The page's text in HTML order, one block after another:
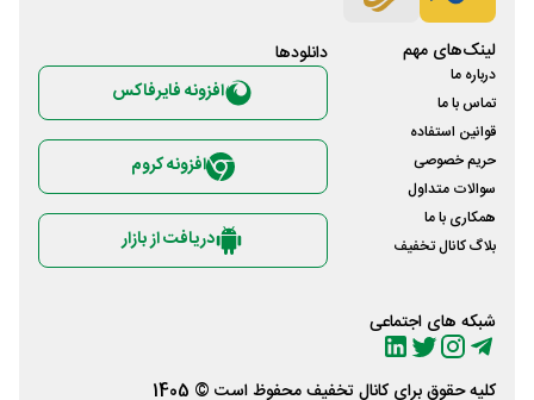
لینک‌های مهم
درباره ما
تماس با ما
قوانین استفاده
حریم خصوصی
سوالات متداول
همکاری با ما
بلاگ کانال تخفیف
شبکه های اجتماعی
دانلود‌ها
افزونه فایرفاکس
افزونه کروم
دریافت از بازار
کلیه حقوق برای کانال تخفیفمحفوظ است © 1405